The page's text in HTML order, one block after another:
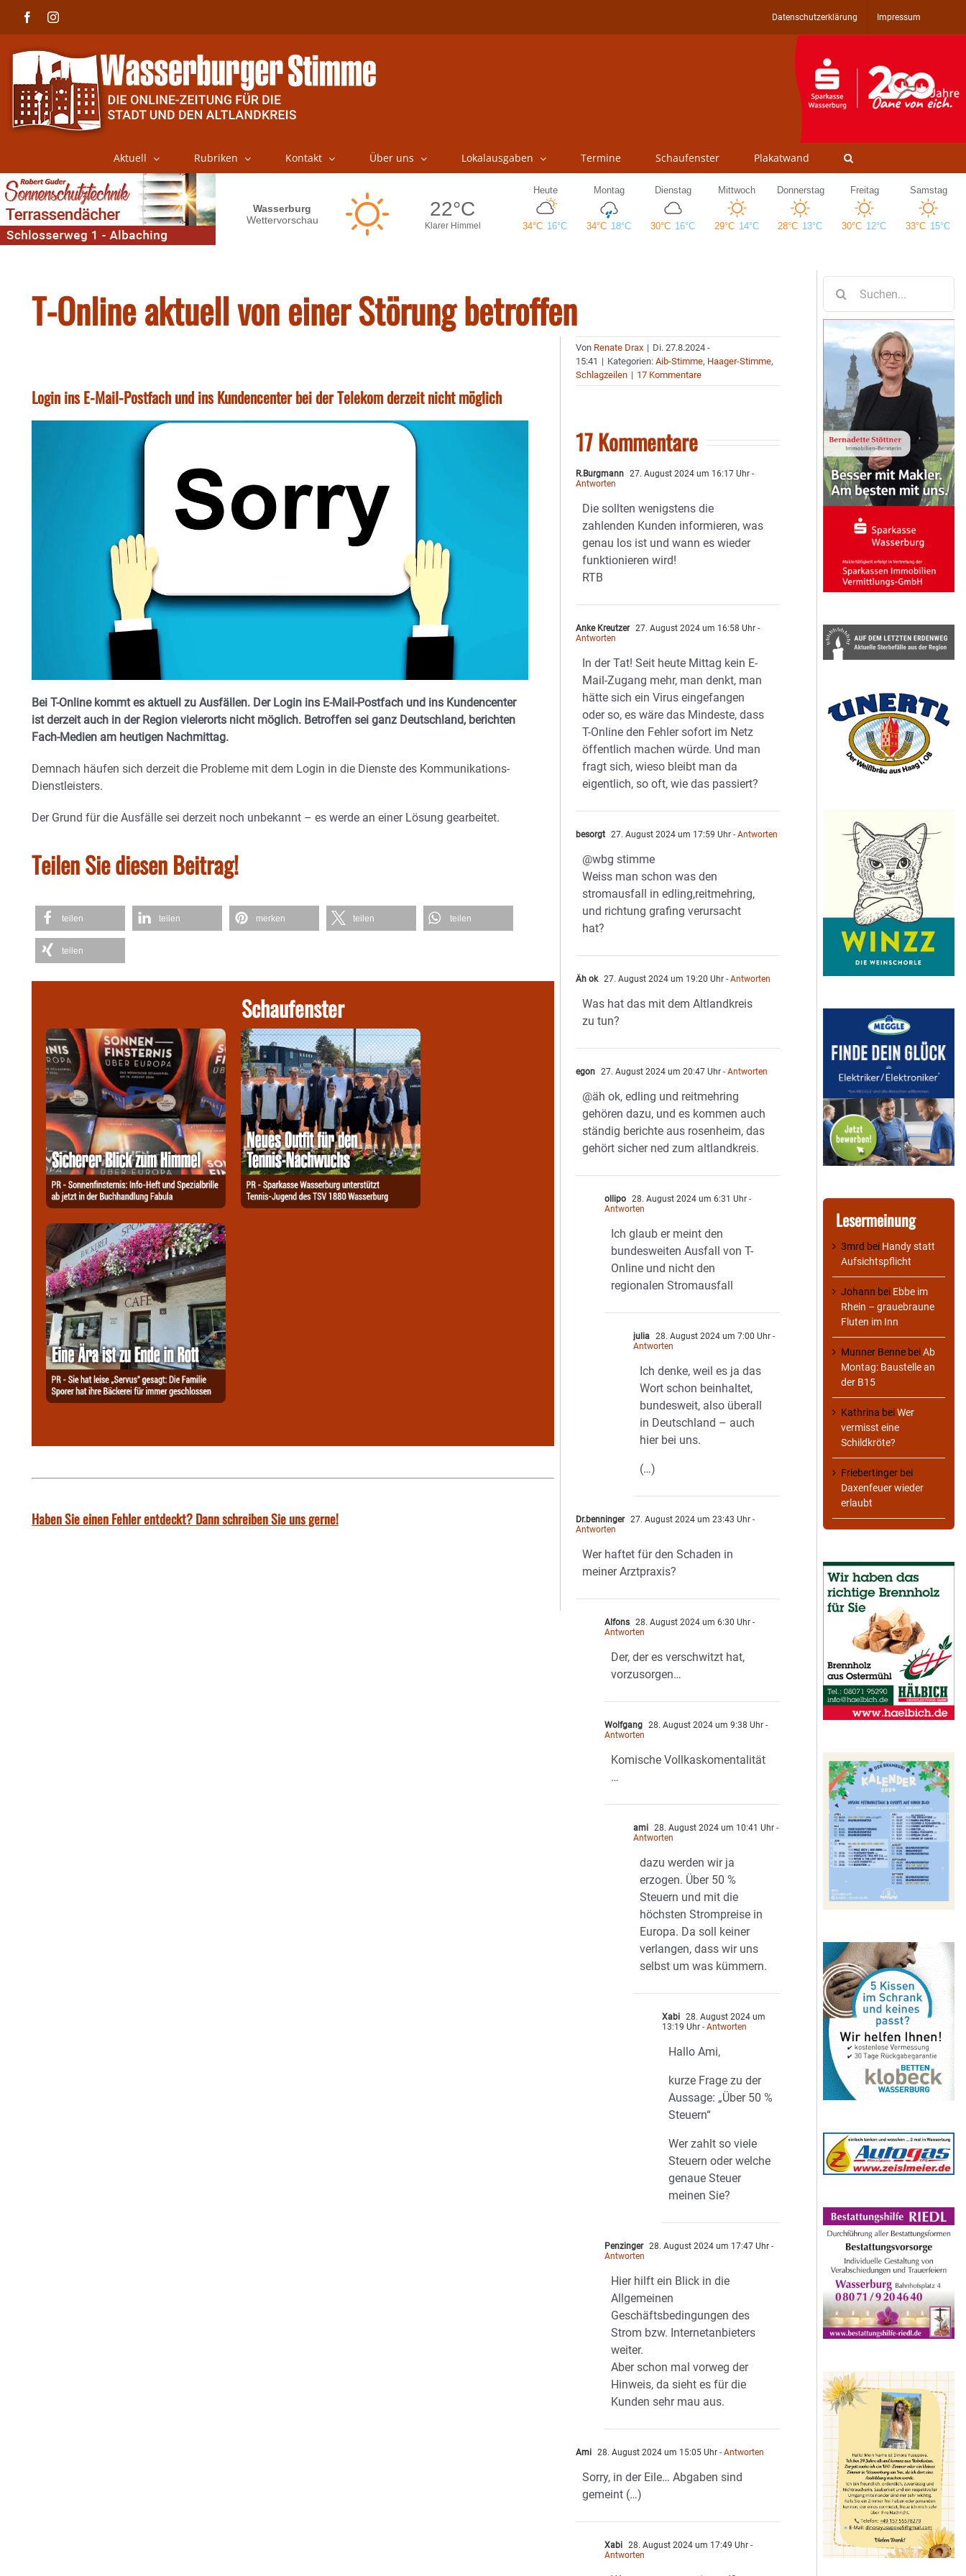
FacebookInstagram Datenschutzerklärung Impressum
Aktuell Rubriken Kontakt Über uns Lokalausgaben Termine Schaufenster Plakatwand
T-Online aktuell von einer Störung betroffen
Login ins E-Mail-Postfach und ins Kundencenter bei der Telekom derzeit nicht möglich
Bei T-Online kommt es aktuell zu Ausfällen. Der Login ins E-Mail-Postfach und ins Kundencenter
ist derzeit auch in der Region vielerorts nicht möglich. Betroffen sei ganz Deutschland, berichten
Fach-Medien am heutigen Nachmittag.
Demnach häufen sich derzeit die Probleme mit dem Login in die Dienste des Kommunikations-
Dienstleisters.
Der Grund für die Ausfälle sei derzeit noch unbekannt – es werde an einer Lösung gearbeitet.
Teilen Sie diesen Beitrag!
teilen teilen merken teilen teilen
teilen
Schaufenster
Haben Sie einen Fehler entdeckt? Dann schreiben Sie uns gerne!
Von Renate Drax | Di. 27.8.2024 -
15:41 | Kategorien:Aib-Stimme, Haager-Stimme,
Schlagzeilen | 17 Kommentare
17 Kommentare
R.Burgmann 27. August 2024 um 16:17 Uhr -
Antworten
Die sollten wenigstens die
zahlenden Kunden informieren, was
genau los ist und wann es wieder
funktionieren wird!
RTB
Anke Kreutzer 27. August 2024 um 16:58 Uhr -
Antworten
In der Tat! Seit heute Mittag kein E-
Mail-Zugang mehr, man denkt, man
hätte sich ein Virus eingefangen
oder so, es wäre das Mindeste, dass
T-Online den Fehler sofort im Netz
öffentlich machen würde. Und man
fragt sich, wieso bleibt man da
eigentlich, so oft, wie das passiert?
besorgt 27. August 2024 um 17:59 Uhr - Antworten
@wbg stimme
Weiss man schon was den
stromausfall in edling,reitmehring,
und richtung grafing verursacht
hat?
Äh ok 27. August 2024 um 19:20 Uhr - Antworten
Was hat das mit dem Altlandkreis
zu tun?
egon 27. August 2024 um 20:47 Uhr - Antworten
@äh ok, edling und reitmehring
gehören dazu, und es kommen auch
ständig berichte aus rosenheim, das
gehört sicher ned zum altlandkreis.
ollipo 28. August 2024 um 6:31 Uhr -
Antworten
Ich glaub er meint den
bundesweiten Ausfall von T-
Online und nicht den
regionalen Stromausfall
julia 28. August 2024 um 7:00 Uhr -
Antworten
Ich denke, weil es ja das
Wort schon beinhaltet,
bundesweit, also überall
in Deutschland – auch
hier bei uns.
(…)
Dr.benninger 27. August 2024 um 23:43 Uhr -
Antworten
Wer haftet für den Schaden in
meiner Arztpraxis?
Alfons 28. August 2024 um 6:30 Uhr -
Antworten
Der, der es verschwitzt hat,
vorzusorgen…
Wolfgang 28. August 2024 um 9:38 Uhr -
Antworten
Komische Vollkaskomentalität
…
ami 28. August 2024 um 10:41 Uhr -
Antworten
dazu werden wir ja
erzogen. Über 50 %
Steuern und mit die
höchsten Strompreise in
Europa. Da soll keiner
verlangen, dass wir uns
selbst um was kümmern.
Xabi 28. August 2024 um
13:19 Uhr - Antworten
Hallo Ami,
kurze Frage zu der
Aussage: „Über 50 %
Steuern“
Wer zahlt so viele
Steuern oder welche
genaue Steuer
meinen Sie?
Penzinger 28. August 2024 um 17:47 Uhr -
Antworten
Hier hilft ein Blick in die
Allgemeinen
Geschäftsbedingungen des
Strom bzw. Internetanbieters
weiter.
Aber schon mal vorweg der
Hinweis, da sieht es für die
Kunden sehr mau aus.
Ami 28. August 2024 um 15:05 Uhr - Antworten
Sorry, in der Eile… Abgaben sind
gemeint (…)
Xabi 28. August 2024 um 17:49 Uhr -
Antworten
nach:
Lesermeinung
3mrd bei Handy statt
Aufsichtspflicht
Johann bei Ebbe im
Rhein – grauebraune
Fluten im Inn
Munner Benne beiAb
Montag: Baustelle an
der B15
Kathrina beiWer
vermisst eine
Schildkröte?
Friebertinger bei
Daxenfeuer wieder
erlaubt